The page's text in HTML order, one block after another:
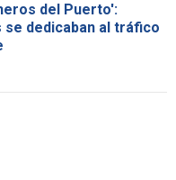
del Puerto':
se dedicaban al tráfico